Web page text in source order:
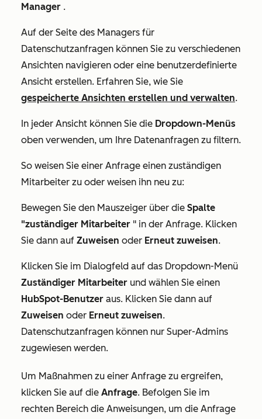
Manager .
Auf der Seite des Managers für
Datenschutzanfragen können Sie zu verschiedenen
Ansichten navigieren oder eine benutzerdefinierte
Ansicht erstellen. Erfahren Sie, wie Sie
gespeicherte Ansichten erstellen und verwalten.
In jeder Ansicht können Sie die Dropdown-Menüs
oben verwenden, um Ihre Datenanfragen zu filtern.
So weisen Sie einer Anfrage einen zuständigen
Mitarbeiter zu oder weisen ihn neu zu:
Bewegen Sie den Mauszeiger über die Spalte
"zuständiger Mitarbeiter " in der Anfrage. Klicken
Sie dann auf Zuweisen oder Erneut zuweisen.
Klicken Sie im Dialogfeld auf das Dropdown-Menü
Zuständiger Mitarbeiter und wählen Sie einen
HubSpot-Benutzer aus. Klicken Sie dann auf
Zuweisen oder Erneut zuweisen.
Datenschutzanfragen können nur Super-Admins
zugewiesen werden.
Um Maßnahmen zu einer Anfrage zu ergreifen,
klicken Sie auf die Anfrage. Befolgen Sie im
rechten Bereich die Anweisungen, um die Anfrage